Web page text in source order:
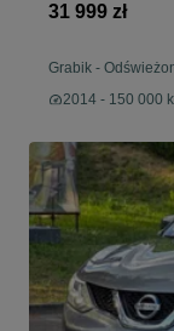
31 999 zł
Grabik -
2014 - 150 000